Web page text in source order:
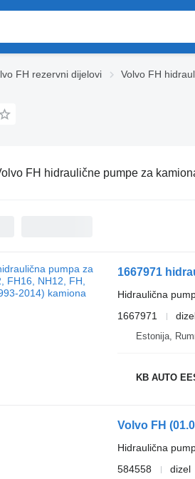
FH rezervni dijelovi Volvo FH
FH hidraulične pumpe za
1667971
Hidraulična
1667971
Estonija,
KB AUTO
Hidraulična
584558
dizel